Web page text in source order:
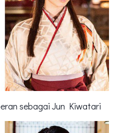
sebagai Jun Kiwatari